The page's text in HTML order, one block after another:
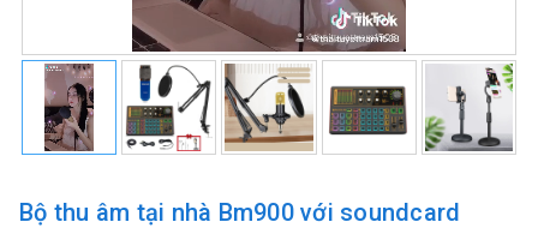
Bộ thu âm tại nhà Bm900 với soundcard